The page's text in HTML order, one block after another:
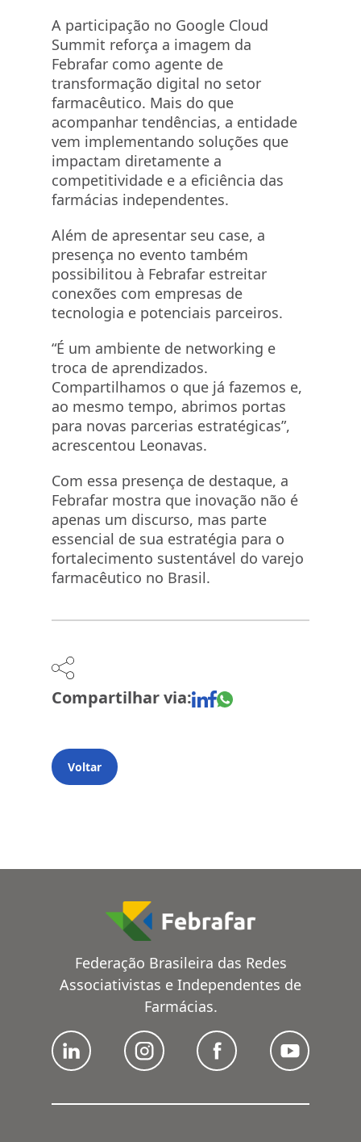
A participação no Google Cloud
Summit reforça a imagem da
Febrafar como agente de
transformação digital no setor
farmacêutico. Mais do que
acompanhar tendências, a entidade
vem implementando soluções que
impactam diretamente a
competitividade e a eficiência das
farmácias independentes.
Além de apresentar seu case, a
presença no evento também
possibilitou à Febrafar estreitar
conexões com empresas de
tecnologia e potenciais parceiros.
“É um ambiente de networking e
troca de aprendizados.
Compartilhamos o que já fazemos e,
ao mesmo tempo, abrimos portas
para novas parcerias estratégicas”,
acrescentou Leonavas.
Com essa presença de destaque, a
Febrafar mostra que inovação não é
apenas um discurso, mas parte
essencial de sua estratégia para o
fortalecimento sustentável do varejo
farmacêutico no Brasil.
Compartilhar via:
Voltar
Federação Brasileira das Redes
Associativistas e Independentes de
Farmácias.